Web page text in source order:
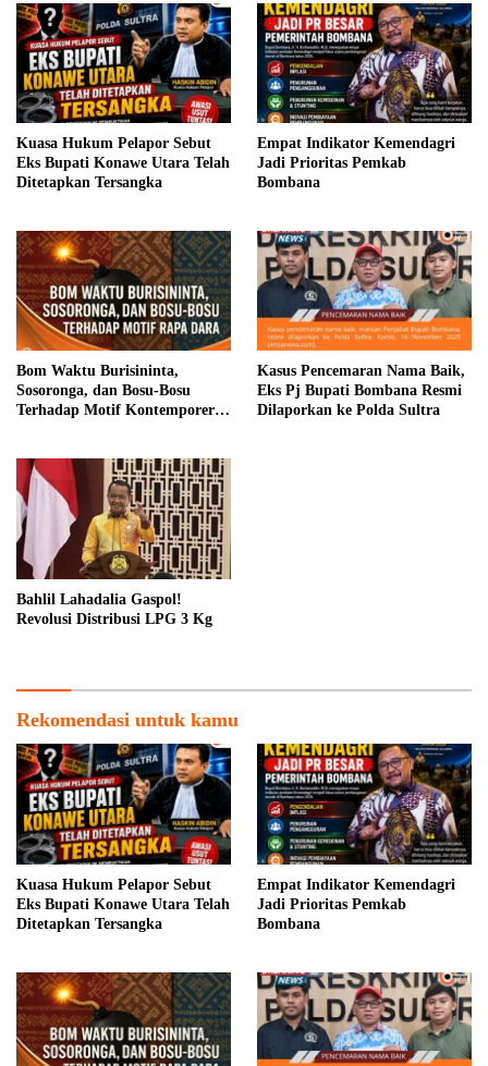
Kuasa Hukum Pelapor Sebut
Eks Bupati Konawe Utara Telah
Ditetapkan Tersangka
Empat Indikator Kemendagri
Jadi Prioritas Pemkab
Bombana
Bom Waktu Burisininta,
Sosoronga, dan Bosu-Bosu
Terhadap Motif Kontemporer
Kasus Pencemaran Nama Baik,
Eks Pj Bupati Bombana Resmi
Dilaporkan ke Polda Sultra
Bahlil Lahadalia Gaspol!
Revolusi Distribusi LPG 3 Kg
Rekomendasi untuk kamu
Kuasa Hukum Pelapor Sebut
Eks Bupati Konawe Utara Telah
Ditetapkan Tersangka
Empat Indikator Kemendagri
Jadi Prioritas Pemkab
Bombana